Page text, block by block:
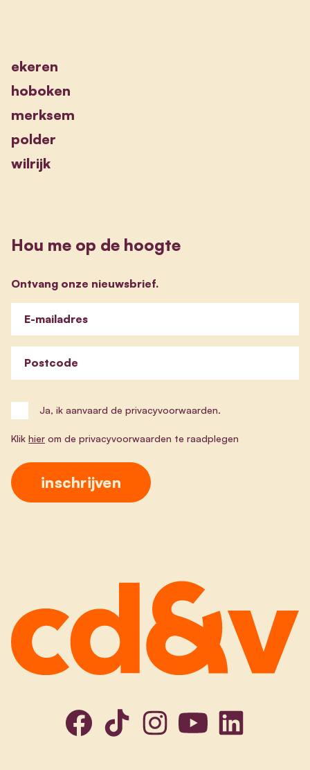
ekeren
hoboken
merksem
polder
wilrijk
Hou me op de hoogte
Ontvang onze nieuwsbrief.
E-mailadres
Postcode
Ja, ik aanvaard de privacyvoorwaarden.
Klik hier om de privacyvoorwaarden te raadplegen